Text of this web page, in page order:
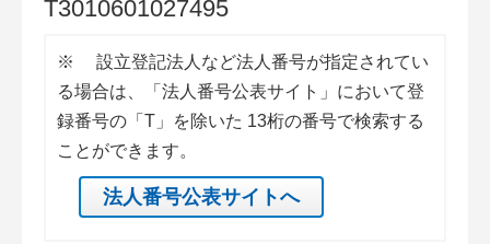
T3010601027495
※
設立登記法人など法人番号が指定されてい
る場合は、「法人番号公表サイト」において登
録番号の「T」を除いた 13桁の番号で検索する
ことができます。
法人番号公表サイトへ